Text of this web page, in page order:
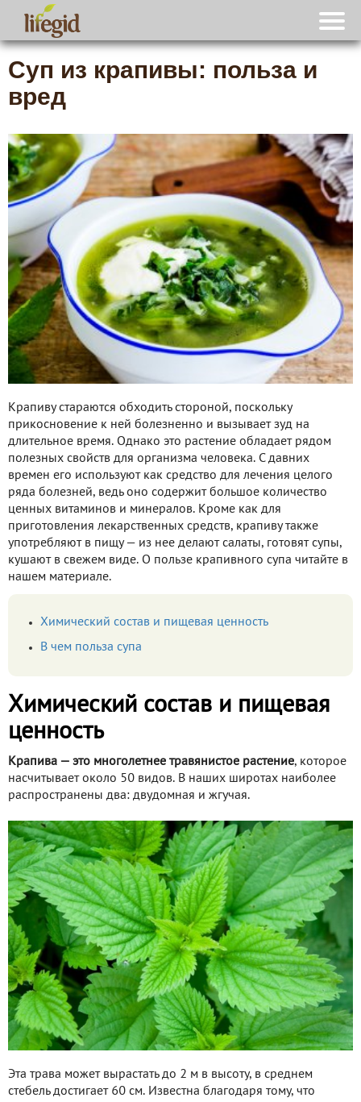
Суп из крапивы: польза и
вред
Крапиву стараются обходить стороной, поскольку
прикосновение к ней болезненно и вызывает зуд на
длительное время. Однако это растение обладает рядом
полезных свойств для организма человека. С давних
времен его используют как средство для лечения целого
ряда болезней, ведь оно содержит большое количество
ценных витаминов и минералов. Кроме как для
приготовления лекарственных средств, крапиву также
употребляют в пищу — из нее делают салаты, готовят супы,
кушают в свежем виде. О пользе крапивного супа читайте в
нашем материале.
Химический состав и пищевая ценность
В чем польза супа
Химический состав и пищевая
ценность
Крапива — это многолетнее травянистое растение, которое
насчитывает около 50 видов. В наших широтах наиболее
распространены два: двудомная и жгучая.
Эта трава может вырастать до 2 м в высоту, в среднем
стебель достигает 60 см. Известна благодаря тому, что